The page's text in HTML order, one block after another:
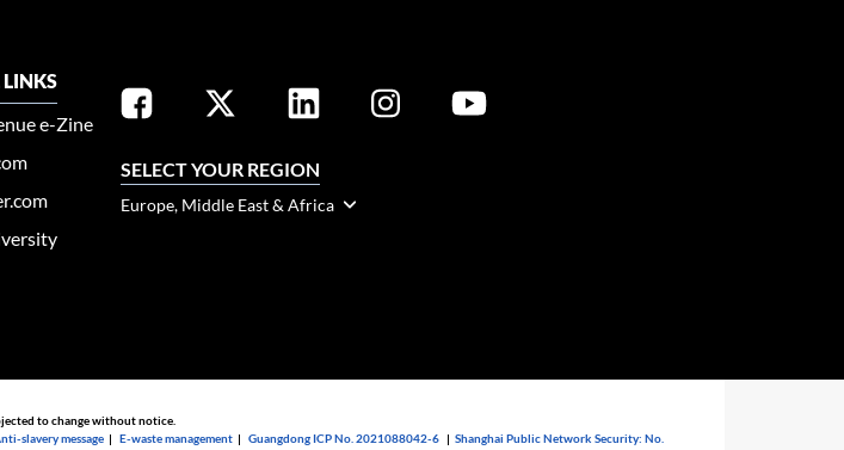
e-Zine
SELECT YOUR REGION
Europe, Middle East & Africa
to change without notice.
slavery message |E-waste management |Guangdong ICP No. 2021088042-6 |Shanghai Public Network Security: No.